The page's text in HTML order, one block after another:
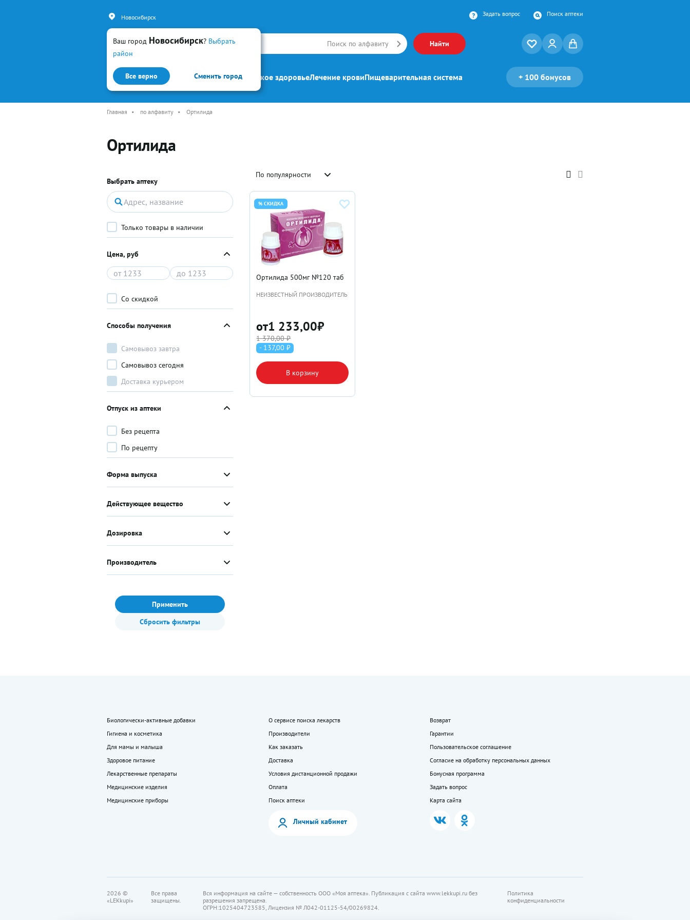
Ваш город Новосибирск? Выбрать
район
Все верно Сменить город
Новосибирск Задать вопрос Поиск аптеки
Искать Поиск по алфавиту Найти
Каталог Простуда и гриппЖенское здоровьеЛечение кровиПищеварительная система + 100 бонусов
Главная • по алфавиту • Ортилида
Ортилида
Выбрать аптеку
Только товары в наличии
Цена, руб
Со скидкой
Способы получения
Самовывоз завтра
Самовывоз сегодня
Доставка курьером
Отпуск из аптеки
Без рецепта
По рецепту
Форма выпуска
Действующее вещество
Дозировка
Производитель
Применить
Сбросить фильтры
По популярности
% СКИДКА
Ортилида 500мг №120 таб
НЕИЗВЕСТНЫЙ ПРОИЗВОДИТЕЛЬ
от1 233,00₽
1 370,00 ₽
- 137,00 ₽
В корзину
Биологически-активные добавки
Гигиена и косметика
Для мамы и малыша
Здоровое питание
Лекарственные препараты
Медицинские изделия
Медицинские приборы
О сервисе поиска лекарств
Производители
Как заказать
Доставка
Условия дистанционной продажи
Оплата
Поиск аптеки
Возврат
Гарантии
Пользовательское соглашение
Согласие на обработку персональных данных
Бонусная программа
Задать вопрос
Карта сайта
Личный кабинет
2026 ©
«LEKkupi»
Все права
защищены.
Вся информация на сайте — собственность ООО «Моя аптека». Публикация с сайта www.lekkupi.ru без
разрешения запрещена.
ОГРН:1025404723585, Лицензия № Л042-01125-54/00269824.
Политика
конфиденциальности